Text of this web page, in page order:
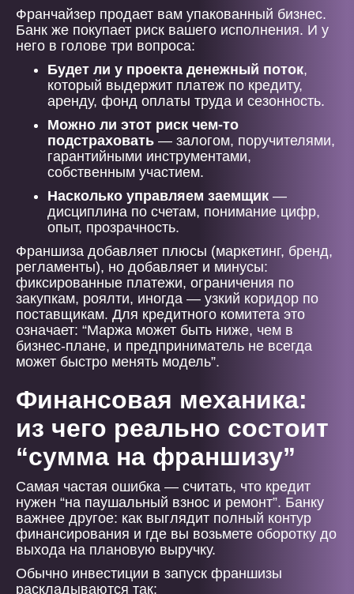
Франчайзер продает вам упакованный бизнес.
Банк же покупает риск вашего исполнения. И у
него в голове три вопроса:
Будет ли у проекта денежный поток,
который выдержит платеж по кредиту,
аренду, фонд оплаты труда и сезонность.
Можно ли этот риск чем-то
подстраховать — залогом, поручителями,
гарантийными инструментами,
собственным участием.
Насколько управляем заемщик —
дисциплина по счетам, понимание цифр,
опыт, прозрачность.
Франшиза добавляет плюсы (маркетинг, бренд,
регламенты), но добавляет и минусы:
фиксированные платежи, ограничения по
закупкам, роялти, иногда — узкий коридор по
поставщикам. Для кредитного комитета это
означает: “Маржа может быть ниже, чем в
бизнес-плане, и предприниматель не всегда
может быстро менять модель”.
Финансовая механика:
из чего реально состоит
“сумма на франшизу”
Самая частая ошибка — считать, что кредит
нужен “на паушальный взнос и ремонт”. Банку
важнее другое: как выглядит полный контур
финансирования и где вы возьмете оборотку до
выхода на плановую выручку.
Обычно инвестиции в запуск франшизы
раскладываются так: